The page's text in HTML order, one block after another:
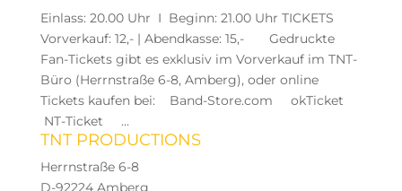
Einlass: 20.00 Uhr I Beginn: 21.00 Uhr TICKETS
Vorverkauf: 12,- | Abendkasse: 15,- Gedruckte
Fan-Tickets gibt es exklusiv im Vorverkauf im TNT-
Büro (Herrnstraße 6-8, Amberg), oder online
Tickets kaufen bei: Band-Store.com okTicket
NT-Ticket ...
TNT PRODUCTIONS
Herrnstraße 6-8
D-92224 Amberg